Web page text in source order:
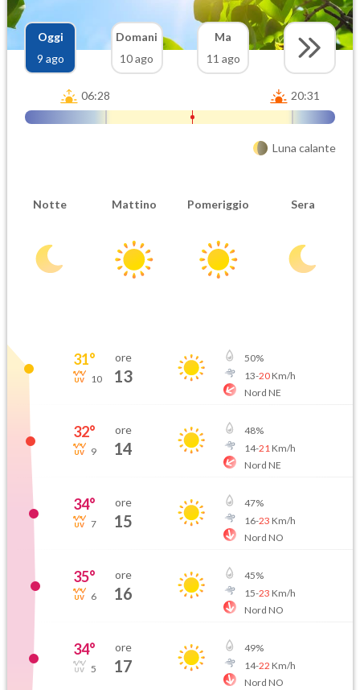
Oggi
9 ago
Domani
10 ago
Ma
11 ago
06:28 20:31
Luna calante
Notte Mattino Pomeriggio Sera
31°
10
ore
13
50%
13-20Km/h
Nord NE
32°
9
ore
14
48%
14-21 Km/h
Nord NE
34°
7
ore
15
47%
16-23 Km/h
Nord NO
35°
6
ore
16
45%
15-23 Km/h
Nord NO
34°
5
ore
17
49%
14-22 Km/h
Nord NO